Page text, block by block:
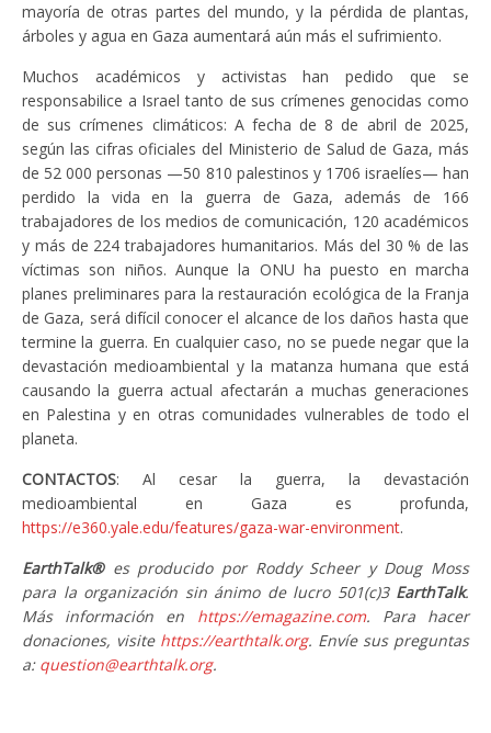
mayoría de otras partes del mundo, y la pérdida de plantas,
árboles y agua en Gaza aumentará aún más el sufrimiento.
Muchos académicos y activistas han pedido que se
responsabilice a Israel tanto de sus crímenes genocidas como
de sus crímenes climáticos: A fecha de 8 de abril de 2025,
según las cifras oficiales del Ministerio de Salud de Gaza, más
de 52 000 personas —50 810 palestinos y 1706 israelíes— han
perdido la vida en la guerra de Gaza, además de 166
trabajadores de los medios de comunicación, 120 académicos
y más de 224 trabajadores humanitarios. Más del 30 % de las
víctimas son niños. Aunque la ONU ha puesto en marcha
planes preliminares para la restauración ecológica de la Franja
de Gaza, será difícil conocer el alcance de los daños hasta que
termine la guerra. En cualquier caso, no se puede negar que la
devastación medioambiental y la matanza humana que está
causando la guerra actual afectarán a muchas generaciones
en Palestina y en otras comunidades vulnerables de todo el
planeta.
CONTACTOS: Al cesar la guerra, la devastación
medioambiental en Gaza es profunda,
https://e360.yale.edu/features/gaza-war-environment.
EarthTalk®es producido por Roddy Scheer y Doug Moss
para la organización sin ánimo de lucro 501(c)3 EarthTalk.
Más información en https://emagazine.com. Para hacer
donaciones, visite https://earthtalk.org. Envíe sus preguntas
a: question@earthtalk.org.